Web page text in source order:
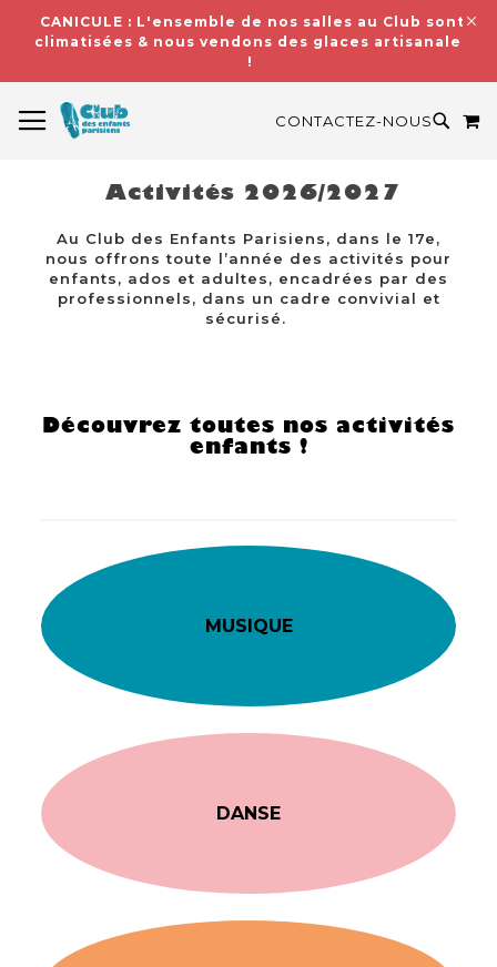
CANICULE : L'ensemble de nos salles au Club sont
climatisées & nous vendons des glaces artisanales
!
CONTACTEZ-NOUS
Activités 2026/2027
Au Club des Enfants Parisiens, dans le 17e,
nous offrons toute l’année des activités pour
enfants, ados et adultes, encadrées par des
professionnels, dans un cadre convivial et
sécurisé.
Découvrez toutes nos activités
enfants !
MUSIQUE
DANSE